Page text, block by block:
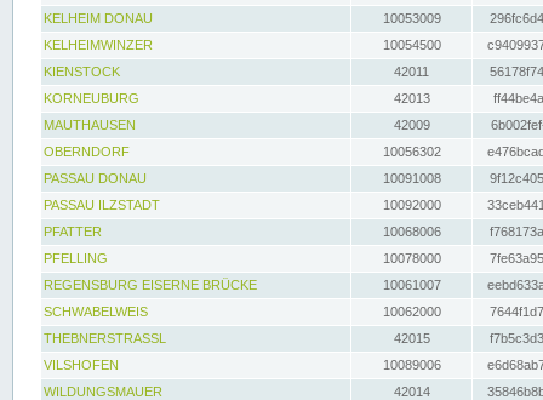
KELHEIM DONAU
10053009
KELHEIMWINZER
10054500
KIENSTOCK
42011
KORNEUBURG
42013
MAUTHAUSEN
42009
OBERNDORF
10056302
PASSAU DONAU
10091008
PASSAU ILZSTADT
10092000
PFATTER
10068006
PFELLING
10078000
REGENSBURG EISERNE BRÜCKE
10061007
SCHWABELWEIS
10062000
THEBNERSTRASSL
42015
VILSHOFEN
10089006
WILDUNGSMAUER
42014